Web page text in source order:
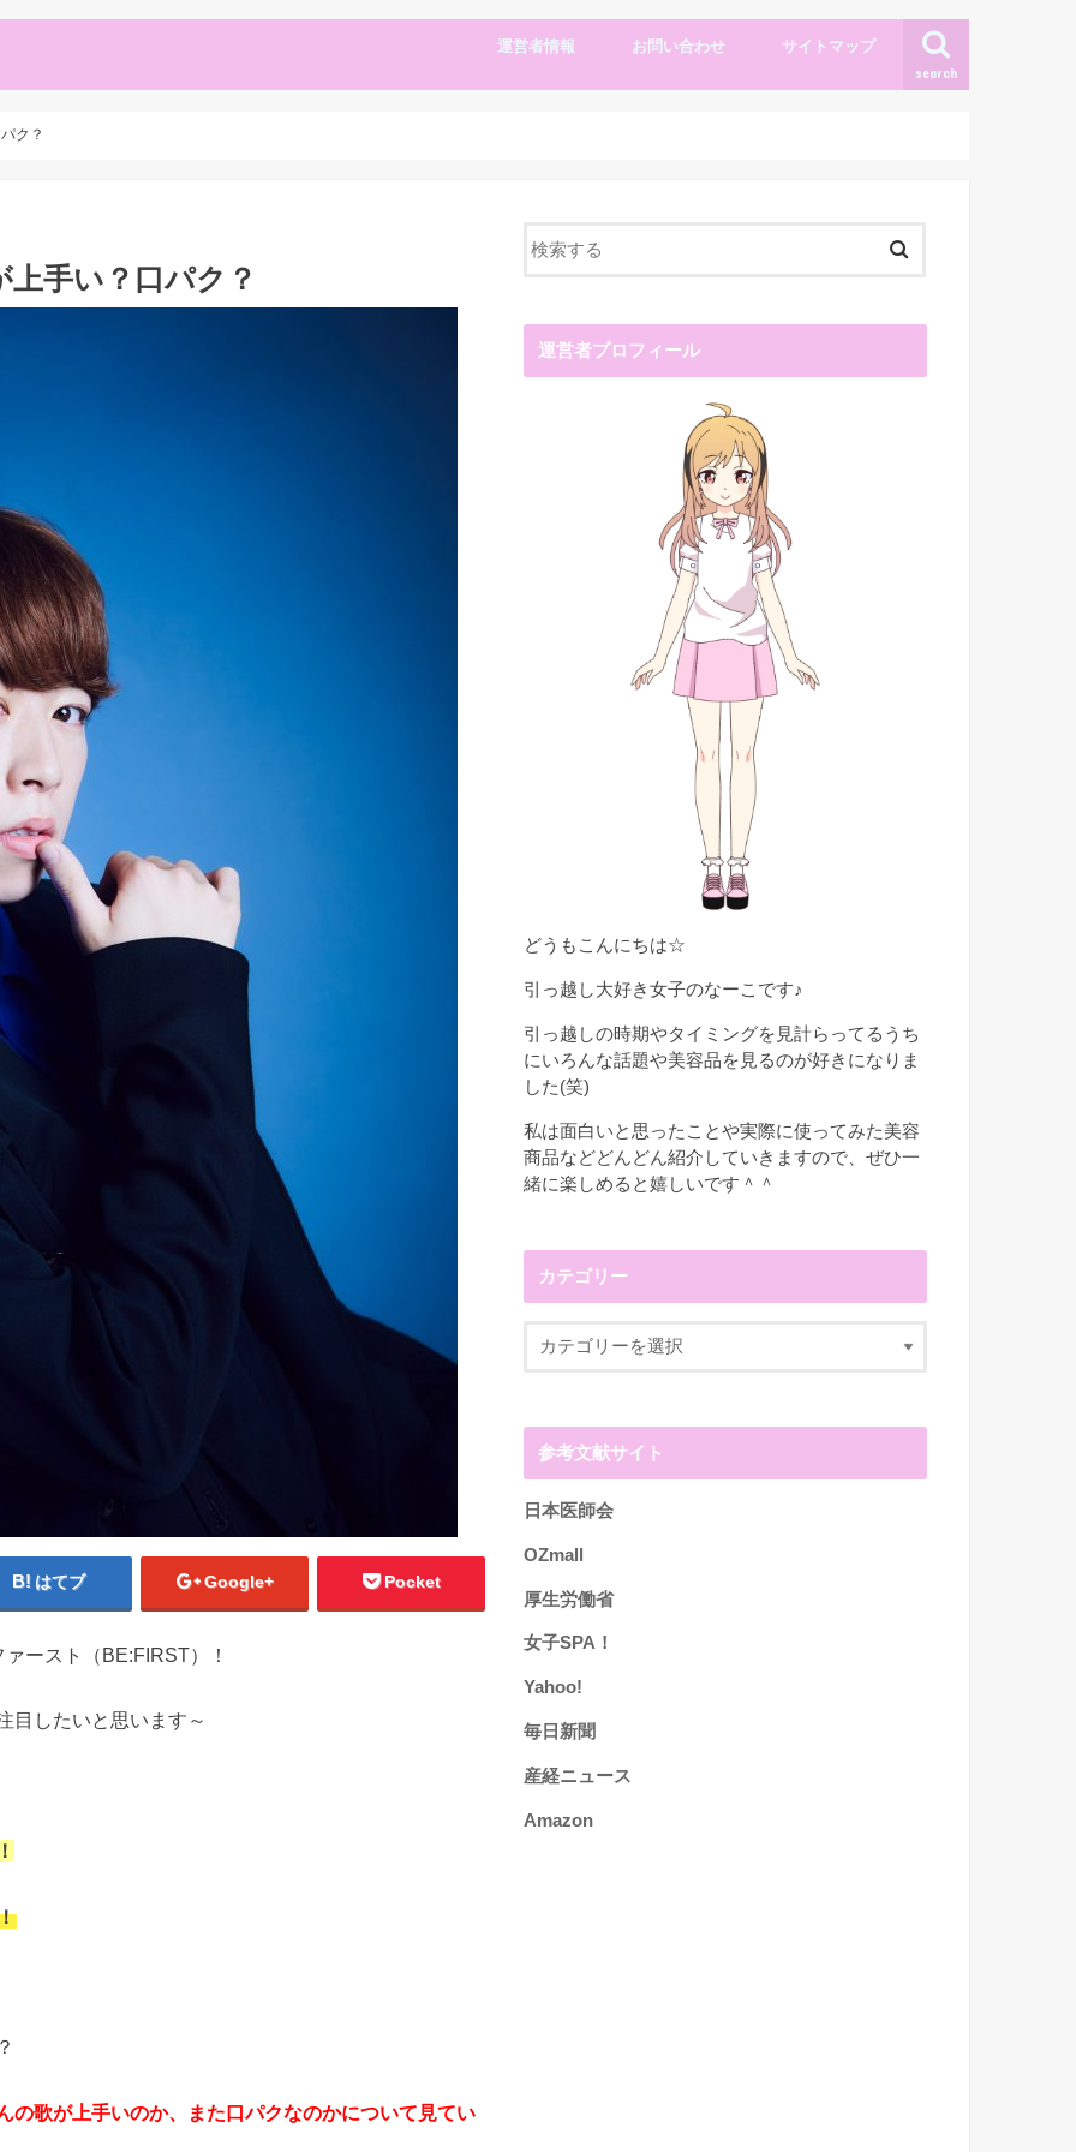
search
運営者情報 お問い合わせ サイトマップ
ク？
手い？口パク？
はてブ Google+ Pocket
ースト（BE:FIRST）！
目したいと思います～
の歌が上手いのか、また口パクなのかについて見てい
運営者プロフィール
どうもこんにちは☆
引っ越し大好き女子のなーこです♪
引っ越しの時期やタイミングを見計らってるうち
にいろんな話題や美容品を見るのが好きになりま
した(笑)
私は面白いと思ったことや実際に使ってみた美容
商品などどんどん紹介していきますので、ぜひ一
緒に楽しめると嬉しいです＾＾
カテゴリー
参考文献サイト
日本医師会
OZmall
厚生労働省
女子SPA！
Yahoo!
毎日新聞
産経ニュース
Amazon